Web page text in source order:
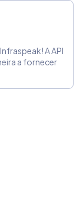
A API
a fornecer